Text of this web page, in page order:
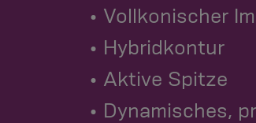
• Vollkonischer
• Hybridkontur
• Aktive Spitze
• Dynamisches,